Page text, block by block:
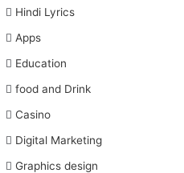
Hindi Lyrics
Apps
Education
food and Drink
Casino
Digital Marketing
Graphics design